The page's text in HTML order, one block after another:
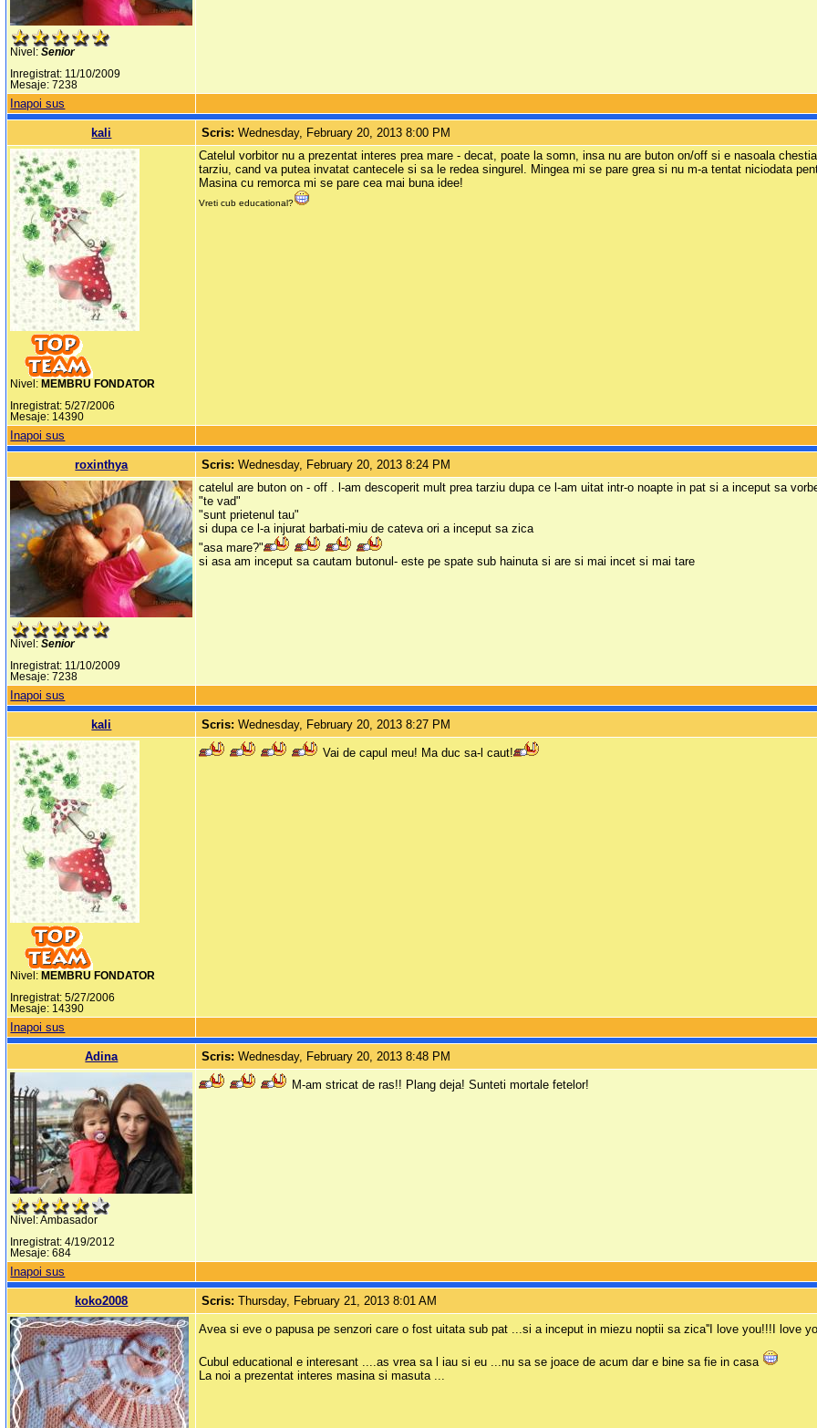
Nivel:Senior
Inregistrat: 11/10/2009
Mesaje: 7238
Inapoi sus
kali Scris:Wednesday, February 20, 2013 8:00 PM
Nivel: MEMBRU FONDATOR
Inregistrat: 5/27/2006
Mesaje: 14390
Catelul vorbitor nu a prezentat interes prea mare - decat, poate la somn, insa nu are buton on/off si e nasoala
tarziu, cand va putea invatat cantecele si sa le redea singurel. Mingea mi se pare grea si nu m-a tentat niciodata
Masina cu remorca mi se pare cea mai buna idee!
Vreti cub educational?
Inapoi sus
roxinthya Scris:Wednesday, February 20, 2013 8:24 PM
Nivel:Senior
Inregistrat: 11/10/2009
Mesaje: 7238
catelul are buton on - off . l-am descoperit mult prea tarziu dupa ce l-am uitat intr-o noapte in pat si a inceput sa
"te vad"
"sunt prietenul tau"
si dupa ce l-a injurat barbati-miu de cateva ori a inceput sa zica
"asa mare?"
si asa am inceput sa cautam butonul- este pe spate sub hainuta si are si mai incet si mai tare
Inapoi sus
kali Scris:Wednesday, February 20, 2013 8:27 PM
Nivel: MEMBRU FONDATOR
Inregistrat: 5/27/2006
Mesaje: 14390
Vai de capul meu! Ma duc sa-l caut!
Inapoi sus
Adina Scris:Wednesday, February 20, 2013 8:48 PM
Nivel: Ambasador
Inregistrat: 4/19/2012
Mesaje: 684
M-am stricat de ras!! Plang deja! Sunteti mortale fetelor!
Inapoi sus
koko2008 Scris:Thursday, February 21, 2013 8:01 AM
Avea si eve o papusa pe senzori care o fost uitata sub pat ...si a inceput in miezu noptii sa zica''I love you!!!I love
Cubul educational e interesant ....as vrea sa l iau si eu ...nu sa se joace de acum dar e bine sa fie in casa
La noi a prezentat interes masina si masuta ...